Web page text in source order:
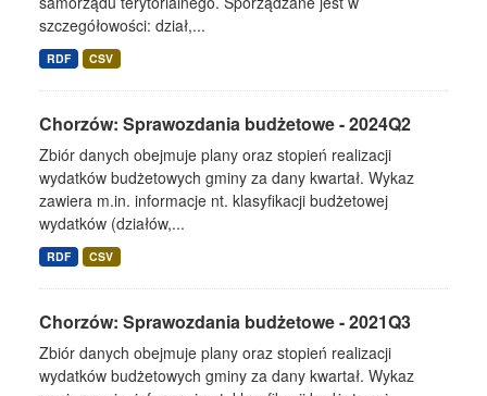
szczegółowości: dział,...
RDF CSV
Chorzów: Sprawozdania budżetowe - 2024Q2
Zbiór danych obejmuje plany oraz stopień realizacji
wydatków budżetowych gminy za dany kwartał. Wykaz
zawiera m.in. informacje nt. klasyfikacji budżetowej
wydatków (działów,...
RDF CSV
Chorzów: Sprawozdania budżetowe - 2021Q3
Zbiór danych obejmuje plany oraz stopień realizacji
wydatków budżetowych gminy za dany kwartał. Wykaz